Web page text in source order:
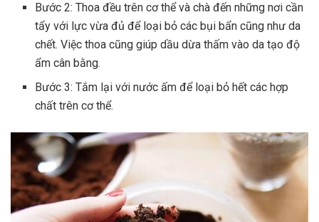
Bước 2: Thoa đều trên cơ thể và chà đến những nơi cần
tẩy với lực vừa đủ để loại bỏ các bụi bẩn cũng như da
chết. Việc thoa cũng giúp dầu dừa thấm vào da tạo độ
ẩm cân bằng.
Bước 3: Tắm lại với nước ấm để loại bỏ hết các hợp
chất trên cơ thể.